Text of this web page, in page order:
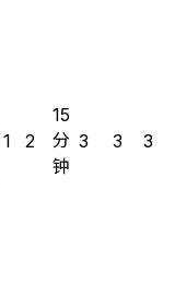
1 2
15
分
钟
3 3 3